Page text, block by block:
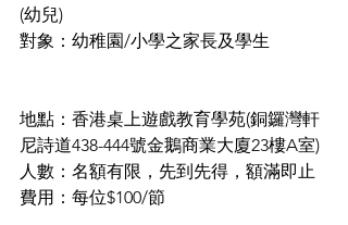
(幼兒)
對象：幼稚園/小學之家長及學生
地點：香港桌上遊戲教育學苑(銅鑼灣軒
尼詩道438-444號金鵝商業大廈23樓A室)
人數：名額有限，先到先得，額滿即止
費用：每位$100/節